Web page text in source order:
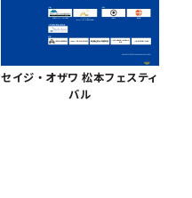
セイジ・オザワ 松本フェスティ
バル